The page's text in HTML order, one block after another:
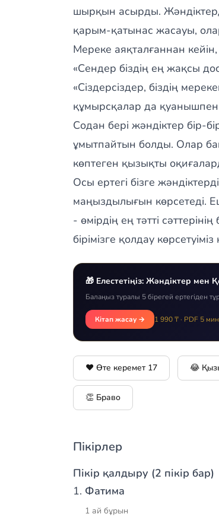
шырқын асырды.
қарым-қатынас жасауы,
Мереке аяқталғаннан
«Сендер біздің ең жақсы
«Сіздерсіздер, біздің
құмырсқалар да қуанышпен
Содан бері жәндіктер бір-
ұмытпайтын болды. Олар
көптеген қызықты
Осы ертегі бізге
маңыздылығын көрсетеді.
- өмірдің ең тәтті
бірімізге қолдау көрсетуіміз
🎁 Елестетіңіз: Жәндіктер мен
Балаңыз туралы 5 бірегей ертегіден
Кітап жасау → 1 990 ₸ · PDF 5
❤️ Өте керемет 17 😂
👏 Браво
Пікірлер
Пікір қалдыру (2 пікір бар)
Фатима
1 ай бұрын